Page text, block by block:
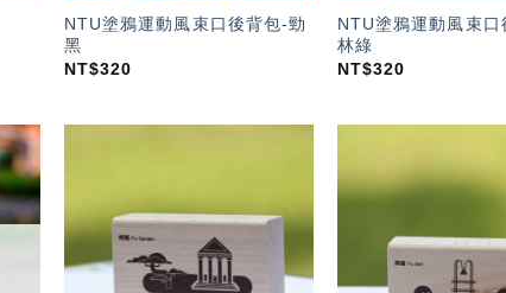
NTU塗鴉運動風束口後背包-勁
黑
NT$320
NTU塗鴉運動風束口
林綠
NT$320
入
「願
輕
望輕